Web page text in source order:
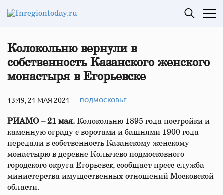
Колокольню вернули в
собственность Казанского женского
монастыря в Егорьевске
13:49, 21 МАЯ 2021 ПОДМОСКОВЬЕ
РИАМО – 21 мая. Колокольню 1895 года постройки и
каменную ограду с воротами и башнями 1900 года
передали в собственность Казанскому женскому
монастырю в деревне Колычево подмосковного
городского округа Егорьевск, сообщает пресс-служба
министерства имущественных отношений Московской
области.